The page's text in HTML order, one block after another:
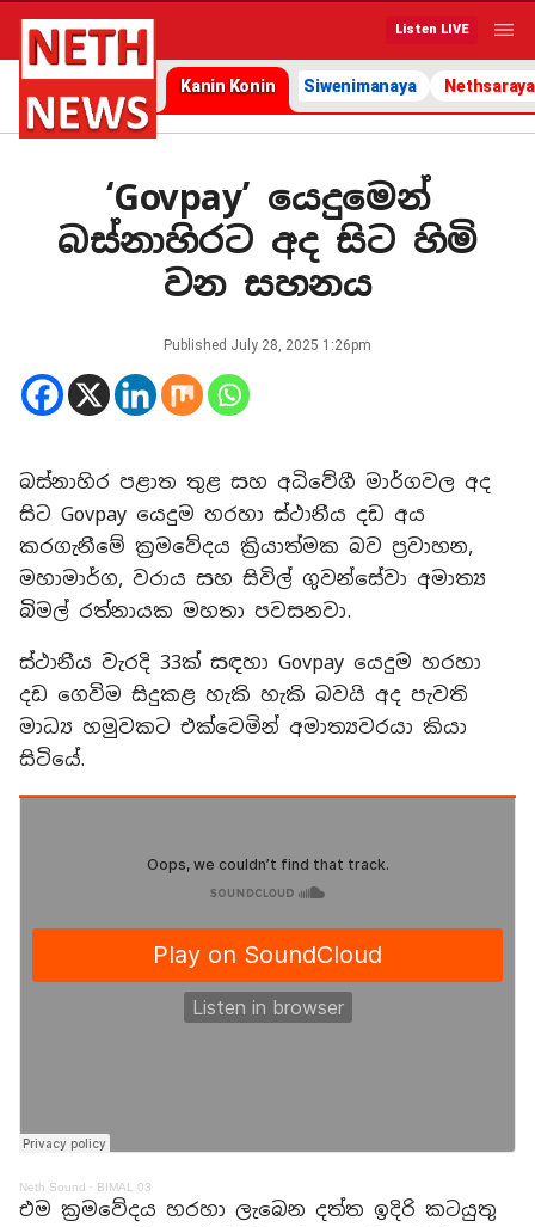
Listen LIVE
Kanin Konin Siwenimanaya Nethsaraya
‘Govpay’ යෙදුමෙන්
බස්නාහිරට අද සිට හිමි
වන සහනය
Published July 28, 2025 1:26pm
බස්නාහිර පළාත තුළ සහ අධිවේගී මාර්ගවල අද
සිට Govpay යෙදුම හරහා ස්ථානීය දඩ අය
කරගැනීමේ ක්‍රමවේදය ක්‍රියාත්මක බව ප්‍රවාහන,
මහාමාර්ග, වරාය සහ සිවිල් ගුවන්සේවා අමාත්‍ය
බිමල් රත්නායක මහතා පවසනවා.
ස්ථානීය වැරදි 33ක් සඳහා Govpay යෙදුම හරහා
දඩ ගෙවිම සිදුකළ හැකි හැකි බවයි අද පැවති
මාධ්‍ය හමුවකට එක්වෙමින් අමාත්‍යවරයා කියා
සිටියේ.
Neth Sound · BIMAL 03
එම ක්‍රමවේදය හරහා ලැබෙන දත්ත ඉදිරි කටයුතු